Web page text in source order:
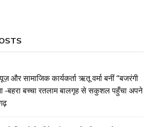
और सामाजिक कार्यकर्ता ऋतू वर्मा बनीं “बजरंगी
-बहरा बच्चा रतलाम बालगृह से सकुशल पहुँचा अपने